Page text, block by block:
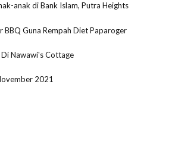
anak di Bank Islam, Putra Heights
BBQ Guna Rempah Diet Paparoger
Nawawi's Cottage
2021